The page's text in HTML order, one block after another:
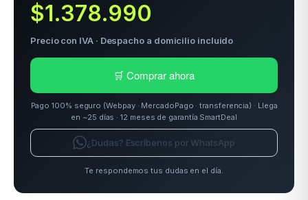
$1.378.990
Precio con IVA · Despacho a domicilio incluido
🛒 Comprar ahora
Pago 100% seguro (Webpay · MercadoPago · transferencia) · Llega
en ~25 días · 12 meses de garantía SmartDeal
¿Dudas? Escríbenos por WhatsApp
Te respondemos tus dudas en el día.